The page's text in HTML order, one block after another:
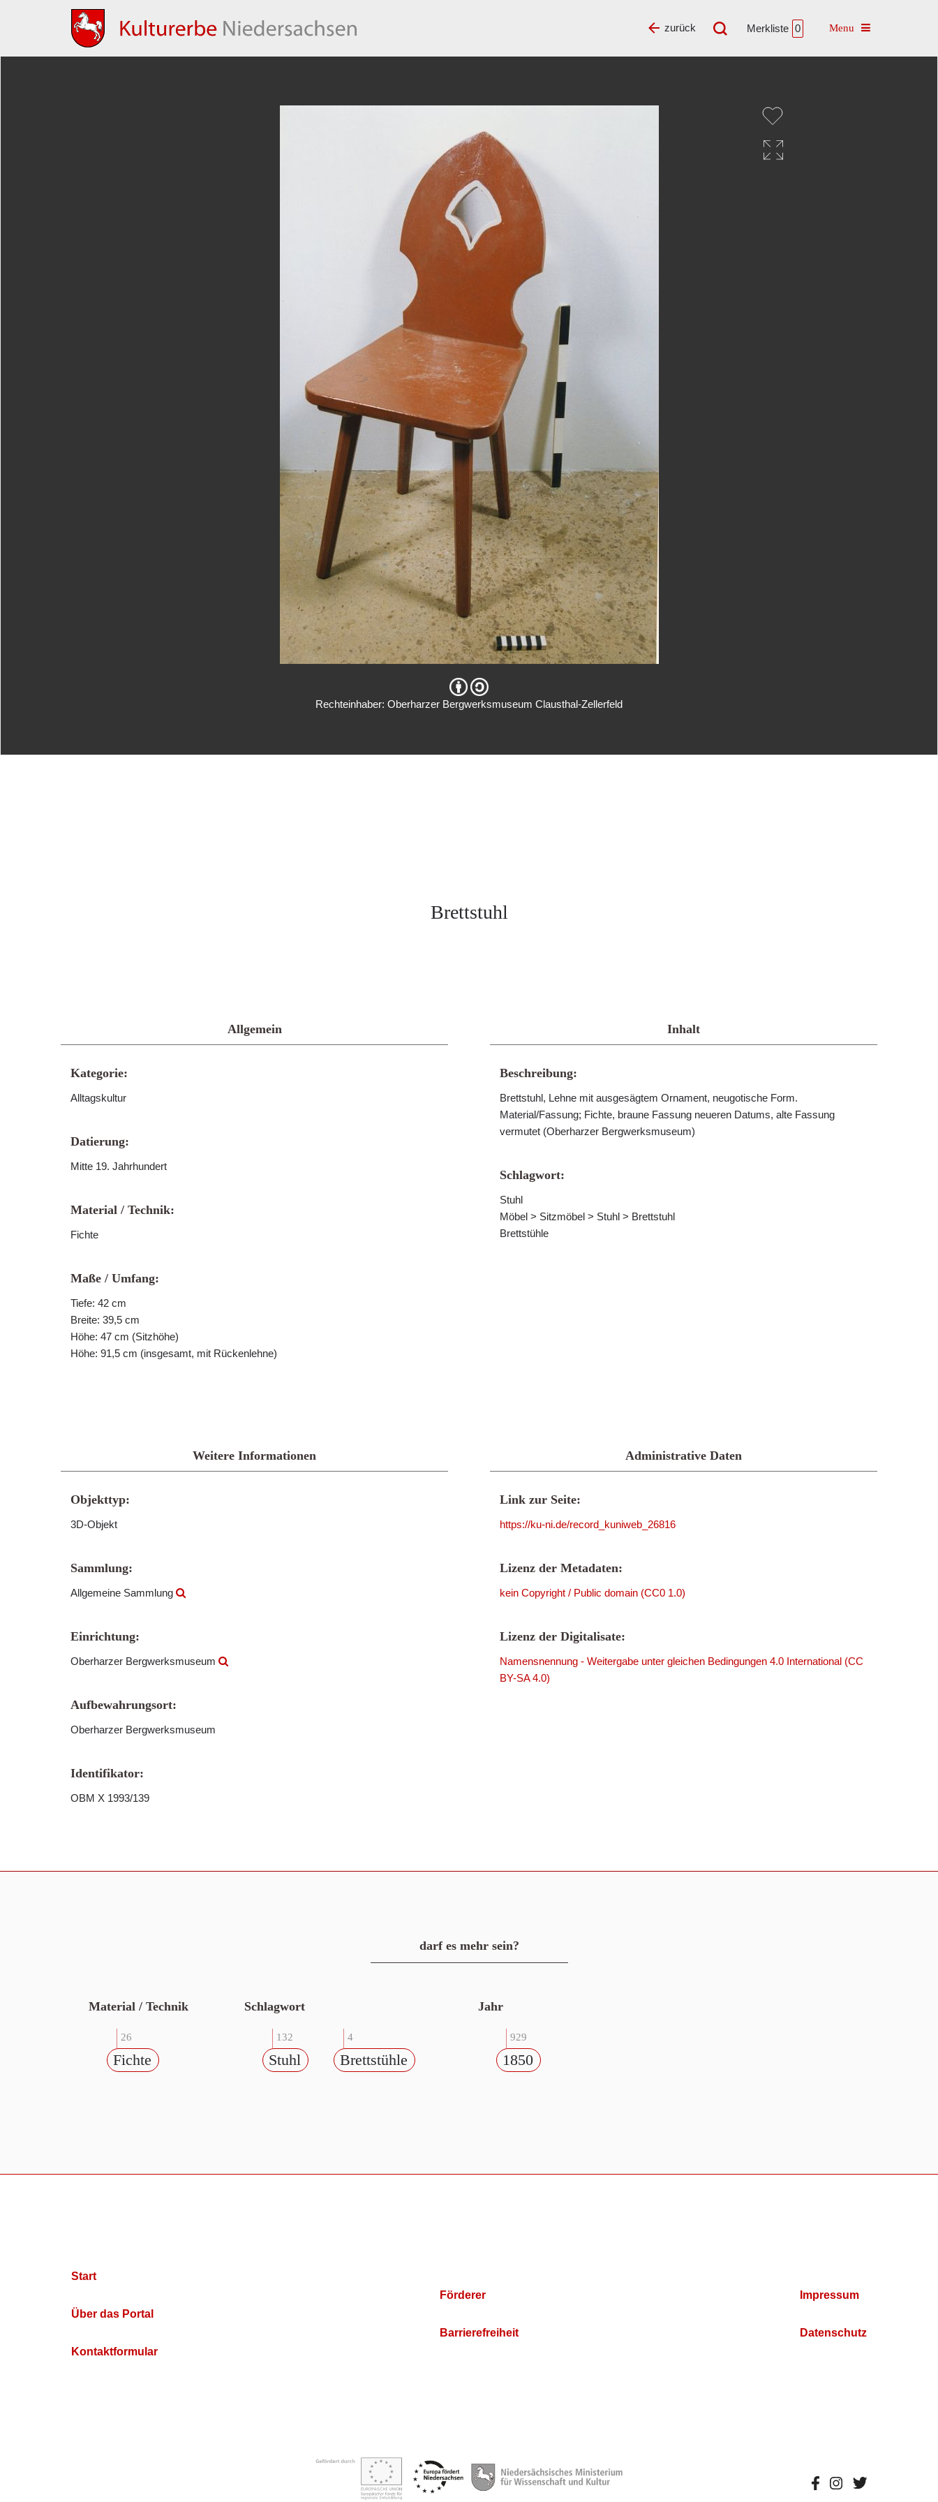
Merkliste 0 Toggle navigation
zurück
Rechteinhaber: Oberharzer Bergwerksmuseum Clausthal-Zellerfeld
Brettstuhl
Allgemein
Kategorie:
Alltagskultur
Datierung:
Mitte 19. Jahrhundert
Material / Technik:
Fichte
Maße / Umfang:
Tiefe: 42 cm
Breite: 39,5 cm
Höhe: 47 cm (Sitzhöhe)
Höhe: 91,5 cm (insgesamt, mit Rückenlehne)
Inhalt
Beschreibung:
Brettstuhl, Lehne mit ausgesägtem Ornament, neugotische Form.
Material/Fassung; Fichte, braune Fassung neueren Datums, alte Fassung
vermutet (Oberharzer Bergwerksmuseum)
Schlagwort:
Stuhl
Möbel > Sitzmöbel > Stuhl > Brettstuhl
Brettstühle
Weitere Informationen
Objekttyp:
3D-Objekt
Sammlung:
Allgemeine Sammlung
Einrichtung:
Oberharzer Bergwerksmuseum
Aufbewahrungsort:
Oberharzer Bergwerksmuseum
Identifikator:
OBM X 1993/139
Administrative Daten
Link zur Seite:
https://ku-ni.de/record_kuniweb_26816
Lizenz der Metadaten:
kein Copyright / Public domain (CC0 1.0)
Lizenz der Digitalisate:
Namensnennung - Weitergabe unter gleichen Bedingungen 4.0 International (CC
BY-SA 4.0)
darf es mehr sein?
Material / Technik
26
Fichte
Schlagwort
132
Stuhl
4
Brettstühle
Jahr
929
1850
Start
Über das Portal
Kontaktformular
Förderer
Barrierefreiheit
Impressum
Datenschutz